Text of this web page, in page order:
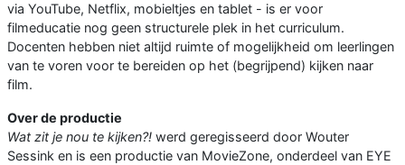
via YouTube, Netflix, mobieltjes en tablet - is er voor
filmeducatie nog geen structurele plek in het curriculum.
Docenten hebben niet altijd ruimte of mogelijkheid om leerlingen
van te voren voor te bereiden op het (begrijpend) kijken naar
film.
Over de productie
Wat zit je nou te kijken?! werd geregisseerd door Wouter
Sessink en is een productie van MovieZone, onderdeel van EYE